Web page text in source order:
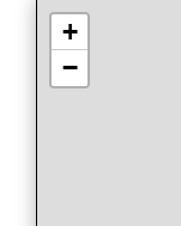
+
−